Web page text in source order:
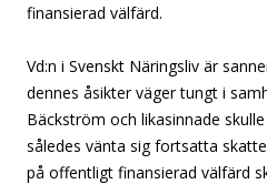
finansierad välfärd.
Vd:n i Svenskt Näringsliv är
dennes åsikter väger tungt i
Bäckström och likasinnade
således vänta sig fortsatta
på offentligt finansierad välfärd